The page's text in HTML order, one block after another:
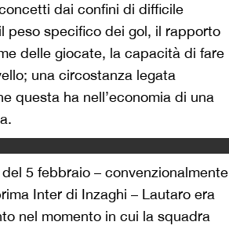
dai confini di difficile
peso specifico dei gol, il rapporto
delle giocate, la capacità di fare
una circostanza legata
questa ha nell’economia di una
5 febbraio – convenzionalmente
Inter di Inzaghi – Lautaro era
nel momento in cui la squadra